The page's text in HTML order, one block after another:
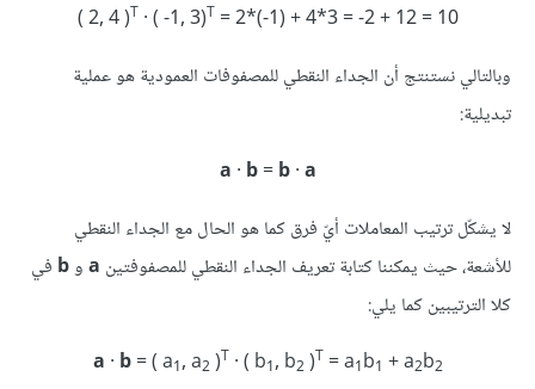
‪( 2, 4 )T · ( -1, 3)T = 2*(-1) + 4*3 = -2 + 12 = 10
وبالتالي نستنتج أن الجداء النقطي للمصفوفات العمودية هو عملية
تبديلية:
a · b=b·a
لا يشكّل ترتيب المعاملات أيّ فرق كما هو الحال مع الجداء النقطي
للأشعة، حيث يمكننا كتابة تعريف الجداء النقطي للمصفوفتين aوb في
كلا الترتيبين كما يلي:
a · b= ( a1, a2)T · ( b1, b2)T = a1b1 + a2b2‪